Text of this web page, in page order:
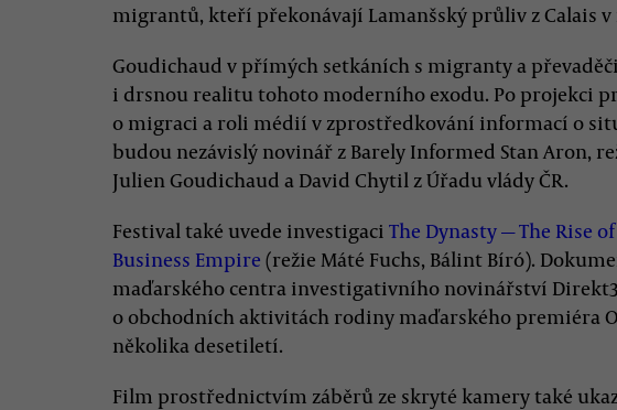
migrantů, kteří překonávají Lamanšský průliv z Calais
Goudichaud v přímých setkáních s migranty a
i drsnou realitu tohoto moderního exodu. Po projekci
o migraci a roli médií v zprostředkování informací o
budou nezávislý novinář z Barely Informed Stan Aron,
Julien Goudichaud a David Chytil z Úřadu vlády ČR.
Festival také uvede investigaci The Dynasty — The Rise
Business Empire (režie Máté Fuchs, Bálint Bíró).
maďarského centra investigativního novinářství
o obchodních aktivitách rodiny maďarského premiéra
několika desetiletí.
Film prostřednictvím záběrů ze skryté kamery také